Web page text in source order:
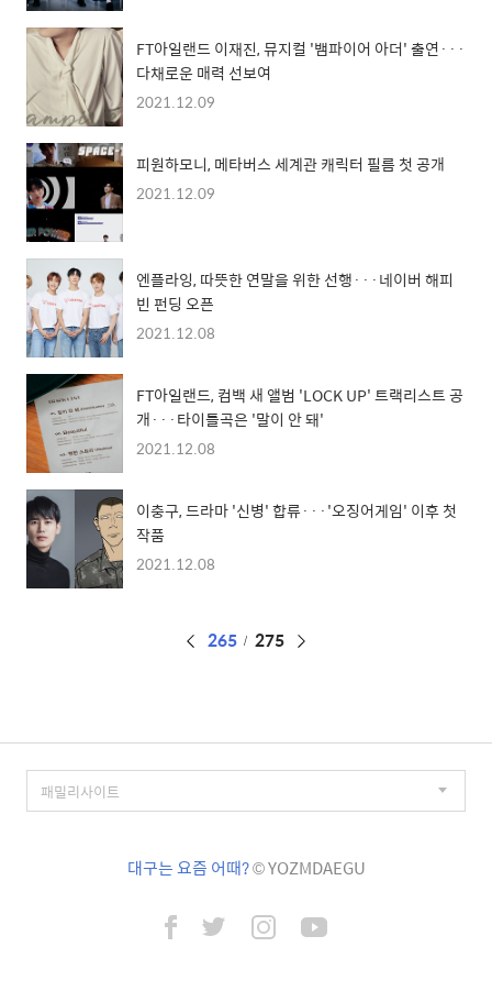
FT아일랜드 이재진, 뮤지컬 '뱀파이어 아더' 출연···
다채로운 매력 선보여
2021.12.09
피원하모니, 메타버스 세계관 캐릭터 필름 첫 공개
2021.12.09
엔플라잉, 따뜻한 연말을 위한 선행···네이버 해피
빈 펀딩 오픈
2021.12.08
FT아일랜드, 컴백 새 앨범 'LOCK UP' 트랙리스트 공
개···타이틀곡은 '말이 안 돼'
2021.12.08
이충구, 드라마 '신병' 합류···'오징어게임' 이후 첫
작품
2021.12.08
페
265 275
대구는 요즘 어때?© YOZMDAEGU